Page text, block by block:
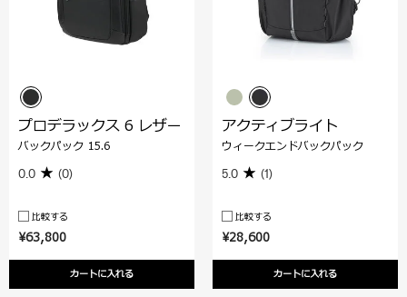
¥63,800
カートに入れる
プロデラックス 6 レザー
バックパック 15.6
0.0 (0)
比較する
¥28,600
カートに入れる
アクティブライト
ウィークエンドバックパック
5.0 (1)
比較する